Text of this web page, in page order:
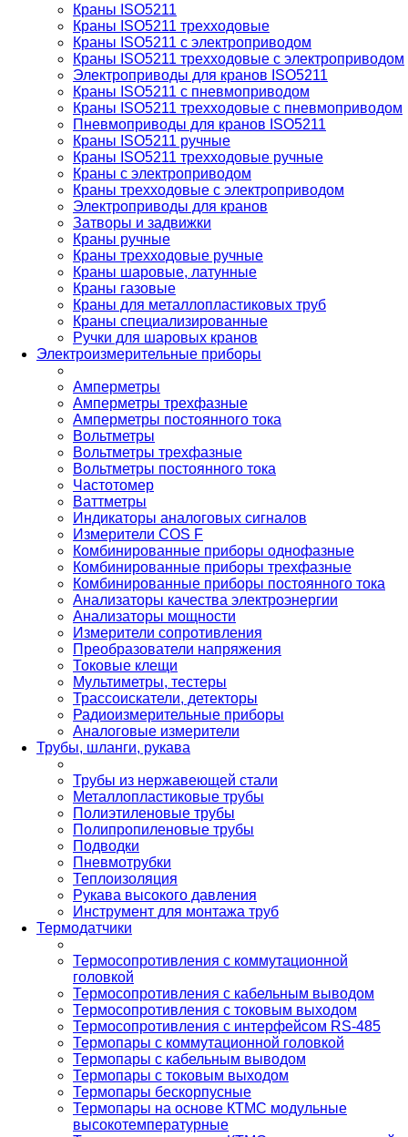
Краны ISO5211
Краны ISO5211 трехходовые
Краны ISO5211 с электроприводом
Краны ISO5211 трехходовые с электроприводом
Электроприводы для кранов ISO5211
Краны ISO5211 с пневмоприводом
Краны ISO5211 трехходовые с пневмоприводом
Пневмоприводы для кранов ISO5211
Краны ISO5211 ручные
Краны ISO5211 трехходовые ручные
Краны с электроприводом
Краны трехходовые с электроприводом
Электроприводы для кранов
Затворы и задвижки
Краны ручные
Краны трехходовые ручные
Краны шаровые, латунные
Краны газовые
Краны для металлопластиковых труб
Краны специализированные
Ручки для шаровых кранов
Электроизмерительные приборы
Амперметры
Амперметры трехфазные
Амперметры постоянного тока
Вольтметры
Вольтметры трехфазные
Вольтметры постоянного тока
Частотомер
Ваттметры
Индикаторы аналоговых сигналов
Измерители COS F
Комбинированные приборы однофазные
Комбинированные приборы трехфазные
Комбинированные приборы постоянного тока
Анализаторы качества электроэнергии
Анализаторы мощности
Измерители сопротивления
Преобразователи напряжения
Токовые клещи
Мультиметры, тестеры
Трассоискатели, детекторы
Радиоизмерительные приборы
Аналоговые измерители
Трубы, шланги, рукава
Трубы из нержавеющей стали
Металлопластиковые трубы
Полиэтиленовые трубы
Полипропиленовые трубы
Подводки
Пневмотрубки
Теплоизоляция
Рукава высокого давления
Инструмент для монтажа труб
Термодатчики
Термосопротивления с коммутационной
головкой
Термосопротивления с кабельным выводом
Термосопротивления с токовым выходом
Термосопротивления с интерфейсом RS-485
Термопары с коммутационной головкой
Термопары с кабельным выводом
Термопары с токовым выходом
Термопары бескорпусные
Термопары на основе КТМС модульные
высокотемпературные